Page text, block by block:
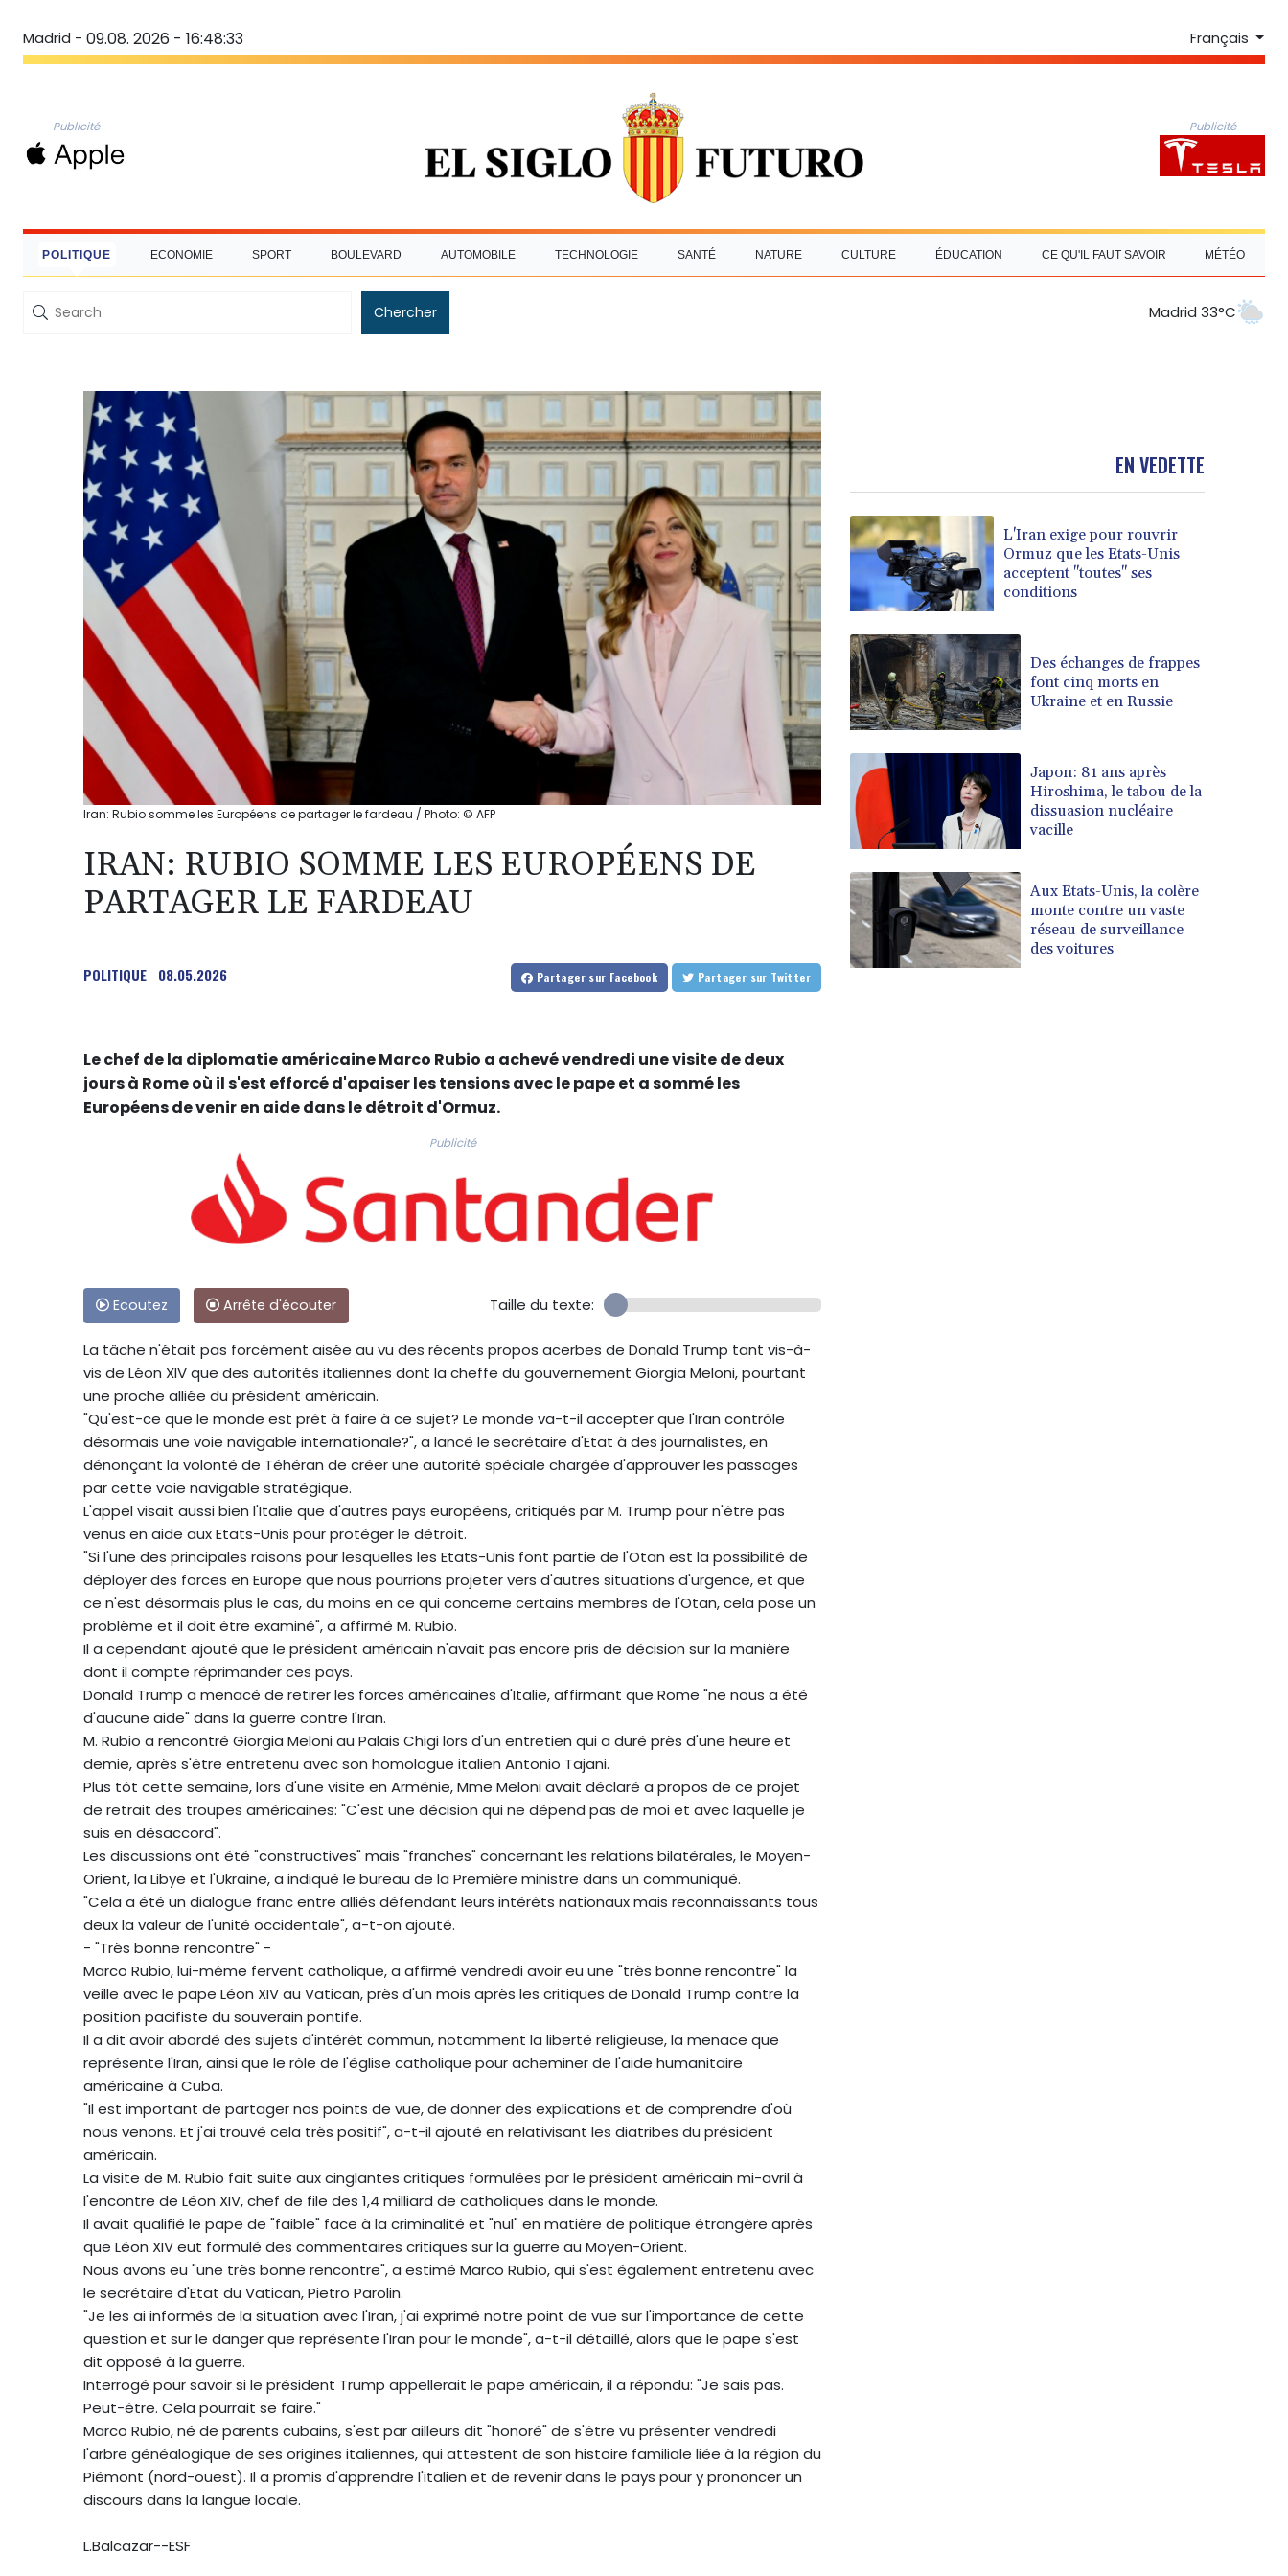
Madrid - 09.08. 2026 - 16:48:34 Français
Publicité Publicité
POLITIQUE ECONOMIE SPORT BOULEVARD AUTOMOBILE TECHNOLOGIE SANTÉ NATURE CULTURE ÉDUCATION CE QU'IL FAUT SAVOIR MÉTÉO
Chercher Madrid 33°C
Iran: Rubio somme les Européens de partager le fardeau / Photo: © AFP
IRAN: RUBIO SOMME LES EUROPÉENS DE
PARTAGER LE FARDEAU
POLITIQUE 08.05.2026 Partager sur Facebook Partager sur Twitter
Le chef de la diplomatie américaine Marco Rubio a achevé vendredi une visite de deux
jours à Rome où il s'est efforcé d'apaiser les tensions avec le pape et a sommé les
Européens de venir en aide dans le détroit d'Ormuz.
Publicité
Ecoutez Arrête d'écouter Taille du texte:
La tâche n'était pas forcément aisée au vu des récents propos acerbes de Donald Trump tant vis-à-
vis de Léon XIV que des autorités italiennes dont la cheffe du gouvernement Giorgia Meloni, pourtant
une proche alliée du président américain.
"Qu'est-ce que le monde est prêt à faire à ce sujet? Le monde va-t-il accepter que l'Iran contrôle
désormais une voie navigable internationale?", a lancé le secrétaire d'Etat à des journalistes, en
dénonçant la volonté de Téhéran de créer une autorité spéciale chargée d'approuver les passages
par cette voie navigable stratégique.
L'appel visait aussi bien l'Italie que d'autres pays européens, critiqués par M. Trump pour n'être pas
venus en aide aux Etats-Unis pour protéger le détroit.
"Si l'une des principales raisons pour lesquelles les Etats-Unis font partie de l'Otan est la possibilité de
déployer des forces en Europe que nous pourrions projeter vers d'autres situations d'urgence, et que
ce n'est désormais plus le cas, du moins en ce qui concerne certains membres de l'Otan, cela pose un
problème et il doit être examiné", a affirmé M. Rubio.
Il a cependant ajouté que le président américain n'avait pas encore pris de décision sur la manière
dont il compte réprimander ces pays.
Donald Trump a menacé de retirer les forces américaines d'Italie, affirmant que Rome "ne nous a été
d'aucune aide" dans la guerre contre l'Iran.
M. Rubio a rencontré Giorgia Meloni au Palais Chigi lors d'un entretien qui a duré près d'une heure et
demie, après s'être entretenu avec son homologue italien Antonio Tajani.
Plus tôt cette semaine, lors d'une visite en Arménie, Mme Meloni avait déclaré a propos de ce projet
de retrait des troupes américaines: "C'est une décision qui ne dépend pas de moi et avec laquelle je
suis en désaccord".
Les discussions ont été "constructives" mais "franches" concernant les relations bilatérales, le Moyen-
Orient, la Libye et l'Ukraine, a indiqué le bureau de la Première ministre dans un communiqué.
"Cela a été un dialogue franc entre alliés défendant leurs intérêts nationaux mais reconnaissants tous
deux la valeur de l'unité occidentale", a-t-on ajouté.
- "Très bonne rencontre" -
Marco Rubio, lui-même fervent catholique, a affirmé vendredi avoir eu une "très bonne rencontre" la
veille avec le pape Léon XIV au Vatican, près d'un mois après les critiques de Donald Trump contre la
position pacifiste du souverain pontife.
Il a dit avoir abordé des sujets d'intérêt commun, notamment la liberté religieuse, la menace que
représente l'Iran, ainsi que le rôle de l'église catholique pour acheminer de l'aide humanitaire
américaine à Cuba.
"Il est important de partager nos points de vue, de donner des explications et de comprendre d'où
nous venons. Et j'ai trouvé cela très positif", a-t-il ajouté en relativisant les diatribes du président
américain.
La visite de M. Rubio fait suite aux cinglantes critiques formulées par le président américain mi-avril à
l'encontre de Léon XIV, chef de file des 1,4 milliard de catholiques dans le monde.
Il avait qualifié le pape de "faible" face à la criminalité et "nul" en matière de politique étrangère après
que Léon XIV eut formulé des commentaires critiques sur la guerre au Moyen-Orient.
Nous avons eu "une très bonne rencontre", a estimé Marco Rubio, qui s'est également entretenu avec
le secrétaire d'Etat du Vatican, Pietro Parolin.
"Je les ai informés de la situation avec l'Iran, j'ai exprimé notre point de vue sur l'importance de cette
question et sur le danger que représente l'Iran pour le monde", a-t-il détaillé, alors que le pape s'est
dit opposé à la guerre.
Interrogé pour savoir si le président Trump appellerait le pape américain, il a répondu: "Je sais pas.
Peut-être. Cela pourrait se faire."
Marco Rubio, né de parents cubains, s'est par ailleurs dit "honoré" de s'être vu présenter vendredi
l'arbre généalogique de ses origines italiennes, qui attestent de son histoire familiale liée à la région du
Piémont (nord-ouest). Il a promis d'apprendre l'italien et de revenir dans le pays pour y prononcer un
discours dans la langue locale.
L.Balcazar--ESF
EN VEDETTE
L'Iran exige pour rouvrir
Ormuz que les Etats-Unis
acceptent "toutes" ses
conditions
Des échanges de frappes
font cinq morts en
Ukraine et en Russie
Japon: 81 ans après
Hiroshima, le tabou de la
dissuasion nucléaire
vacille
Aux Etats-Unis, la colère
monte contre un vaste
réseau de surveillance
des voitures